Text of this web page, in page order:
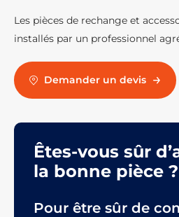
Les pièces de rechange et
installés par un professionnel
Demander un devis
Êtes-vous sûr
la bonne pièce ?
Pour être sûr de